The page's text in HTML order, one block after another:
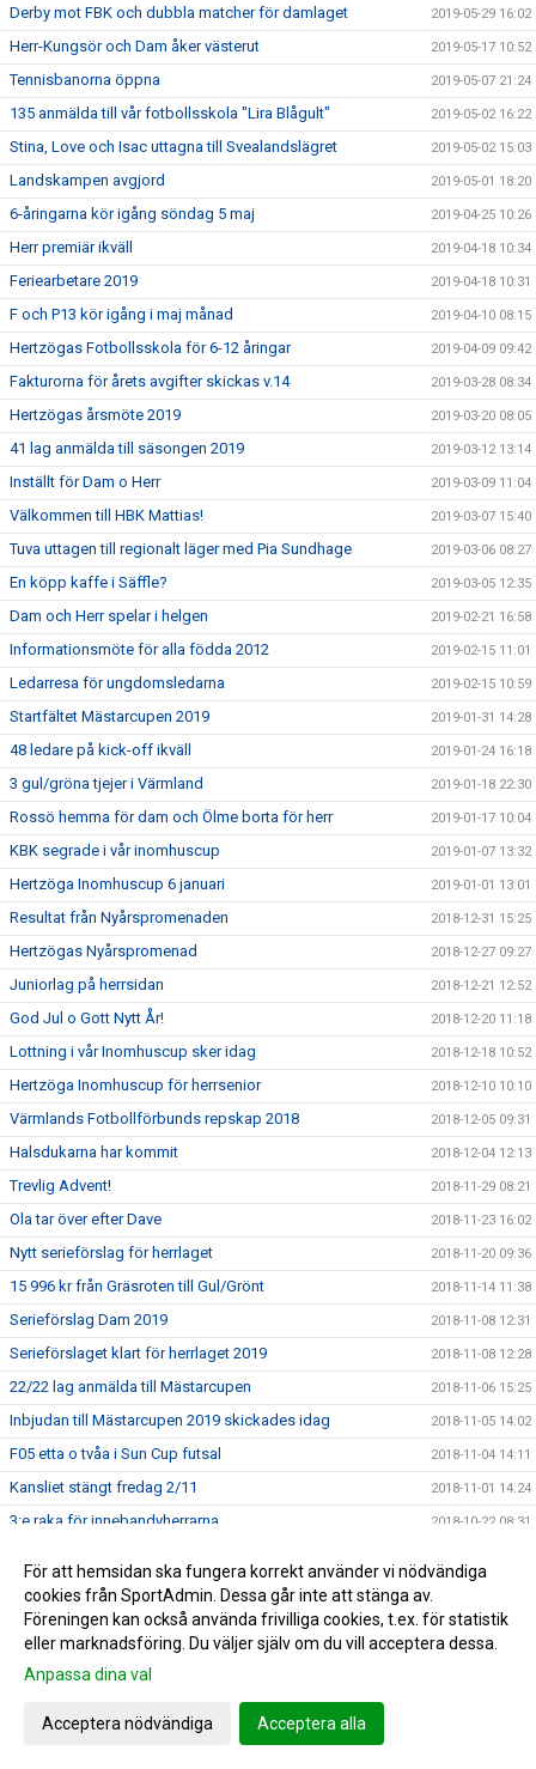
Derby mot FBK och dubbla matcher för damlaget 2019-05-29 16:02
Herr-Kungsör och Dam åker västerut 2019-05-17 10:52
Tennisbanorna öppna 2019-05-07 21:24
135 anmälda till vår fotbollsskola "Lira Blågult" 2019-05-02 16:22
Stina, Love och Isac uttagna till Svealandslägret 2019-05-02 15:03
Landskampen avgjord 2019-05-01 18:20
6-åringarna kör igång söndag 5 maj 2019-04-25 10:26
Herr premiär ikväll 2019-04-18 10:34
Feriearbetare 2019 2019-04-18 10:31
F och P13 kör igång i maj månad 2019-04-10 08:15
Hertzögas Fotbollsskola för 6-12 åringar 2019-04-09 09:42
Fakturorna för årets avgifter skickas v.14 2019-03-28 08:34
Hertzögas årsmöte 2019 2019-03-20 08:05
41 lag anmälda till säsongen 2019 2019-03-12 13:14
Inställt för Dam o Herr 2019-03-09 11:04
Välkommen till HBK Mattias! 2019-03-07 15:40
Tuva uttagen till regionalt läger med Pia Sundhage 2019-03-06 08:27
En köpp kaffe i Säffle? 2019-03-05 12:35
Dam och Herr spelar i helgen 2019-02-21 16:58
Informationsmöte för alla födda 2012 2019-02-15 11:01
Ledarresa för ungdomsledarna 2019-02-15 10:59
Startfältet Mästarcupen 2019 2019-01-31 14:28
48 ledare på kick-off ikväll 2019-01-24 16:18
3 gul/gröna tjejer i Värmland 2019-01-18 22:30
Rossö hemma för dam och Ölme borta för herr 2019-01-17 10:04
KBK segrade i vår inomhuscup 2019-01-07 13:32
Hertzöga Inomhuscup 6 januari 2019-01-01 13:01
Resultat från Nyårspromenaden 2018-12-31 15:25
Hertzögas Nyårspromenad 2018-12-27 09:27
Juniorlag på herrsidan 2018-12-21 12:52
God Jul o Gott Nytt År! 2018-12-20 11:18
Lottning i vår Inomhuscup sker idag 2018-12-18 10:52
Hertzöga Inomhuscup för herrsenior 2018-12-10 10:10
Värmlands Fotbollförbunds repskap 2018 2018-12-05 09:31
Halsdukarna har kommit 2018-12-04 12:13
Trevlig Advent! 2018-11-29 08:21
Ola tar över efter Dave 2018-11-23 16:02
Nytt serieförslag för herrlaget 2018-11-20 09:36
15 996 kr från Gräsroten till Gul/Grönt 2018-11-14 11:38
Serieförslag Dam 2019 2018-11-08 12:31
Serieförslaget klart för herrlaget 2019 2018-11-08 12:28
22/22 lag anmälda till Mästarcupen 2018-11-06 15:25
Inbjudan till Mästarcupen 2019 skickades idag 2018-11-05 14:02
F05 etta o tvåa i Sun Cup futsal 2018-11-04 14:11
Kansliet stängt fredag 2/11 2018-11-01 14:24
3:e raka för innebandyherrarna 2018-10-22 08:31
Avslutning/Kick-off för ungdomsledarna
Emma uttagen till regionalt läger med Pia Sundhage 2018-10-08 14:27
Herrlaget kvar i div 3
Serieavslutning för herrlaget i Åmål
Damerna fixade det, Div 1 2019
För att hemsidan ska fungera korrekt använder vi nödvändiga
cookies från SportAdmin. Dessa går inte att stänga av.
Föreningen kan också använda frivilliga cookies, t.ex. för statistik
eller marknadsföring. Du väljer själv om du vill acceptera dessa.
Anpassa dina val
Acceptera nödvändiga Acceptera alla